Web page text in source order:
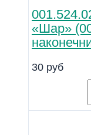
«Шар»
30 руб